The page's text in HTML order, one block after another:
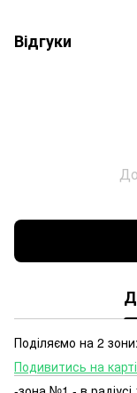
Відгуки
Поділяємо на 2 зони:
Подивитись на карті